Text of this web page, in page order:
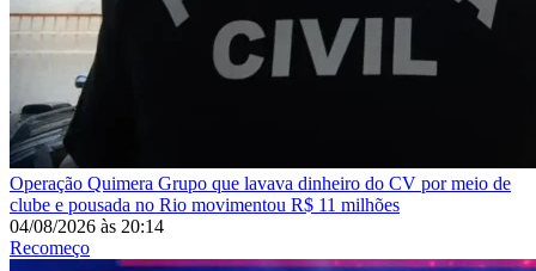
Operação Quimera Grupo que lavava dinheiro do CV por meio de
clube e pousada no Rio movimentou R$ 11 milhões
04/08/2026 às 20:14
Recomeço